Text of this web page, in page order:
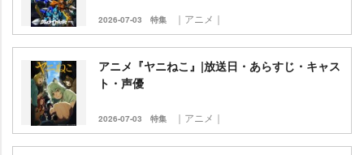
2026-07-03 特集 ｜アニメ｜
アニメ『ヤニねこ』|放送日・あらすじ・キャス
ト・声優
2026-07-03 特集 ｜アニメ｜